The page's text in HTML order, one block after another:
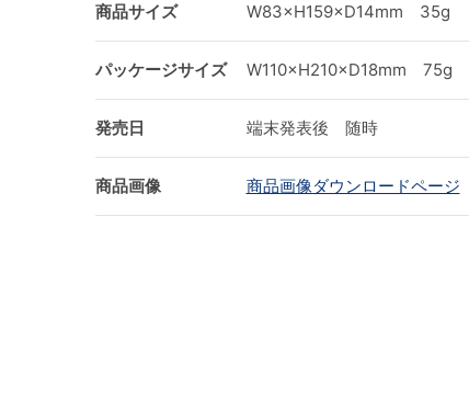
商品サイズ W83×H159×D14mm 35g
パッケージサイズ W110×H210×D18mm 75g
発売日 端末発表後 随時
商品画像 商品画像ダウンロードページ